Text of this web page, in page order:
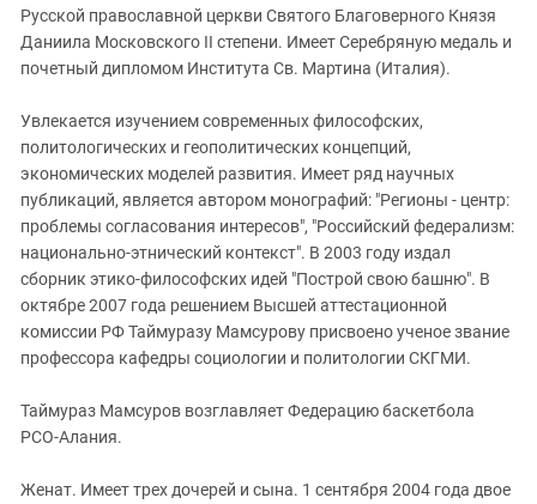
Русской православной церкви Святого Благоверного Князя
Даниила Московского II степени. Имеет Серебряную медаль и
почетный дипломом Института Св. Мартина (Италия).
Увлекается изучением современных философских,
политологических и геополитических концепций,
экономических моделей развития. Имеет ряд научных
публикаций, является автором монографий: "Регионы - центр:
проблемы согласования интересов", "Российский федерализм:
национально-этнический контекст". В 2003 году издал
сборник этико-философских идей "Построй свою башню". В
октябре 2007 года решением Высшей аттестационной
комиссии РФ Таймуразу Мамсурову присвоено ученое звание
профессора кафедры социологии и политологии СКГМИ.
Таймураз Мамсуров возглавляет Федерацию баскетбола
РСО-Алания.
Женат. Имеет трех дочерей и сына. 1 сентября 2004 года двое